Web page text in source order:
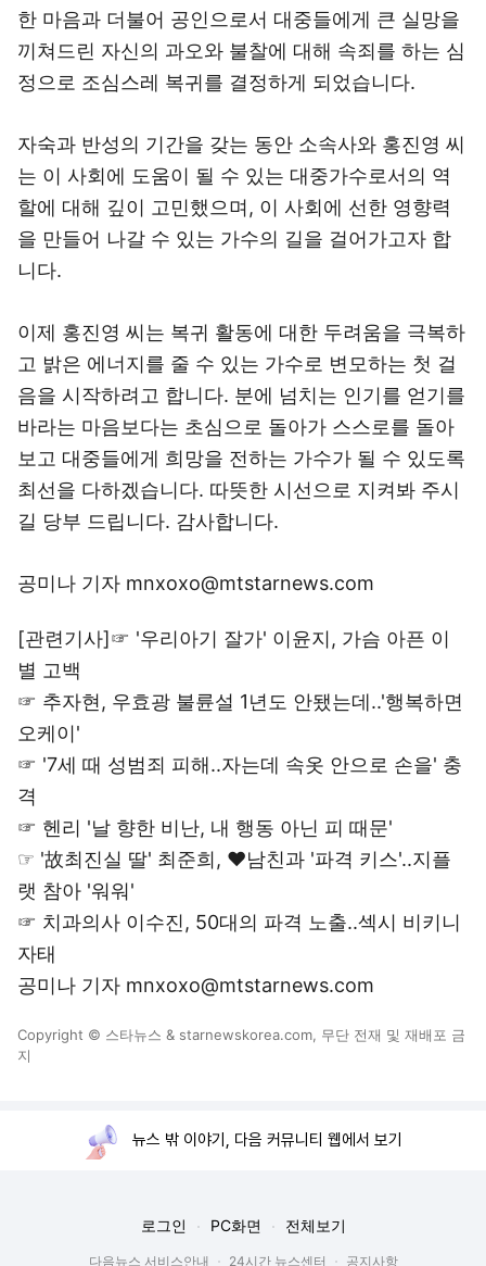
한 마음과 더불어 공인으로서 대중들에게 큰 실망을
끼쳐드린 자신의 과오와 불찰에 대해 속죄를 하는 심
정으로 조심스레 복귀를 결정하게 되었습니다.
자숙과 반성의 기간을 갖는 동안 소속사와 홍진영 씨
는 이 사회에 도움이 될 수 있는 대중가수로서의 역
할에 대해 깊이 고민했으며, 이 사회에 선한 영향력
을 만들어 나갈 수 있는 가수의 길을 걸어가고자 합
니다.
이제 홍진영 씨는 복귀 활동에 대한 두려움을 극복하
고 밝은 에너지를 줄 수 있는 가수로 변모하는 첫 걸
음을 시작하려고 합니다. 분에 넘치는 인기를 얻기를
바라는 마음보다는 초심으로 돌아가 스스로를 돌아
보고 대중들에게 희망을 전하는 가수가 될 수 있도록
최선을 다하겠습니다. 따뜻한 시선으로 지켜봐 주시
길 당부 드립니다. 감사합니다.
공미나 기자 mnxoxo@mtstarnews.com
[관련기사]☞ '우리아기 잘가' 이윤지, 가슴 아픈 이
별 고백
☞ 추자현, 우효광 불륜설 1년도 안됐는데..'행복하면
오케이'
☞ '7세 때 성범죄 피해..자는데 속옷 안으로 손을' 충
격
☞ 헨리 '날 향한 비난, 내 행동 아닌 피 때문'
☞ '故최진실 딸' 최준희, ♥남친과 '파격 키스'..지플
랫 참아 '워워'
☞ 치과의사 이수진, 50대의 파격 노출..섹시 비키니
자태
공미나 기자 mnxoxo@mtstarnews.com
Copyright © 스타뉴스 & starnewskorea.com, 무단 전재 및 재배포 금
지
뉴스 밖 이야기, 다음 커뮤니티 웹에서 보기
로그인 PC화면 전체보기
다음뉴스 서비스안내 24시간 뉴스센터 공지사항